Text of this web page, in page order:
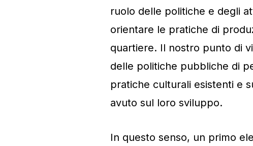
ruolo delle politiche e degli
orientare le pratiche di
quartiere. Il nostro punto di
delle politiche pubbliche di
pratiche culturali esistenti e
avuto sul loro sviluppo.
In questo senso, un primo